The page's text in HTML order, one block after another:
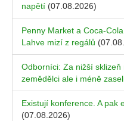
napětí (07.08.2026)
Penny Market a Coca-
Lahve mizí z regálů
Odborníci: Za nižší sklizeň
zemědělci ale i méně
Existují konference. A pak
(07.08.2026)